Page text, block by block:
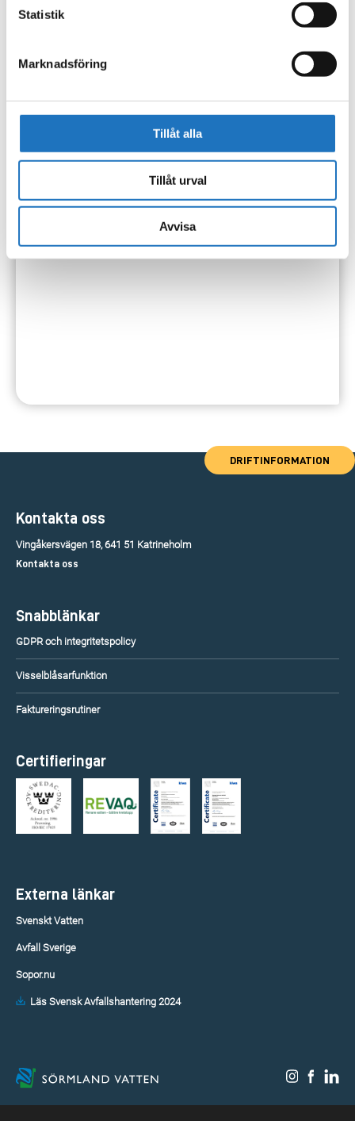
Statistik
Marknadsföring
Tillåt alla
Tillåt urval
Avvisa
DRIFTINFORMATION
Kontakta oss
Vingåkersvägen 18, 641 51 Katrineholm
Kontakta oss
Snabblänkar
GDPR och integritetspolicy
Visselblåsarfunktion
Faktureringsrutiner
Certifieringar
Externa länkar
Svenskt Vatten
Avfall Sverige
Sopor.nu
Läs Svensk Avfallshantering 2024